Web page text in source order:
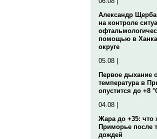
Александр
на контроле
помощью в
округе
05.08 |
Первое дыхание
температура в
опустится до +8
04.08 |
Жара до +35: что
Приморье после
дождей